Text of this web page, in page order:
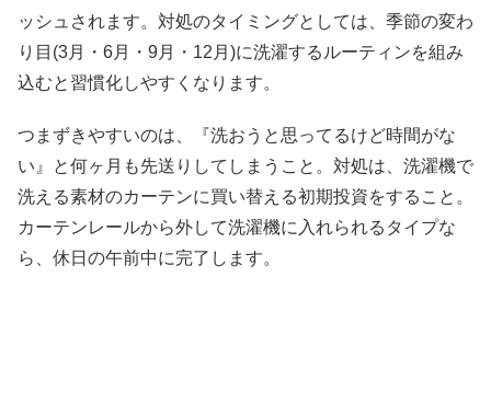
ッシュされます。対処のタイミングとしては、季節の変わ
り目(3月・6月・9月・12月)に洗濯するルーティンを組み
込むと習慣化しやすくなります。
つまずきやすいのは、『洗おうと思ってるけど時間がな
い』と何ヶ月も先送りしてしまうこと。対処は、洗濯機で
洗える素材のカーテンに買い替える初期投資をすること。
カーテンレールから外して洗濯機に入れられるタイプな
ら、休日の午前中に完了します。